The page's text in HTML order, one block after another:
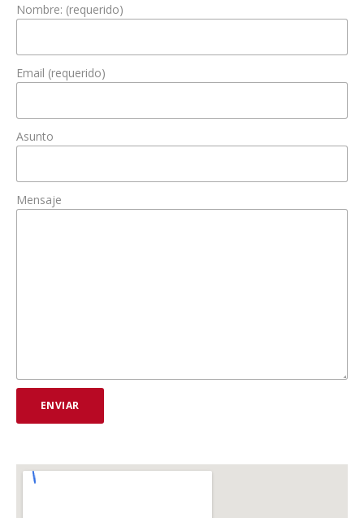
Nombre: (requerido)
Email (requerido)
Asunto
Mensaje